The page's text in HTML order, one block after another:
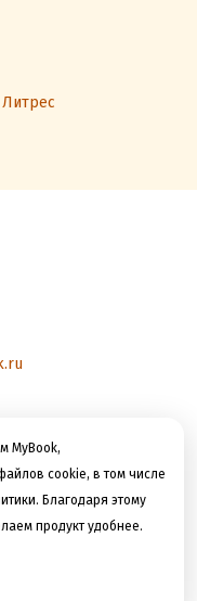
MyBook,
cookie, в том числе
Благодаря этому
продукт удобнее.